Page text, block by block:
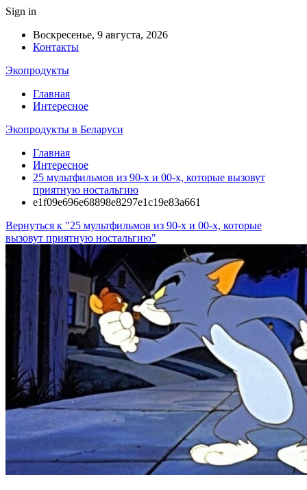
Sign in
Воскресенье, 9 августа, 2026
Контакты
Экопродукты
Главная
Интересное
Экопродукты в Беларуси
Главная
Интересное
25 мультфильмов из 90-х и 00-х, которые вызовут
приятную ностальгию
e1f09e696e68898e8297e1c19e83a661
Вернуться к "25 мультфильмов из 90-х и 00-х, которые
вызовут приятную ностальгию"